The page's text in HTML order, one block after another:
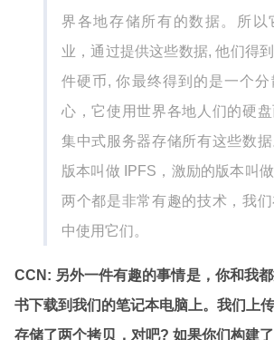
界各地存储所有的数据。所以
业，通过提供这些数据, 他们得
件硬币, 你最终得到的是一个分
心，它使用世界各地人们的硬
集中式服务器存储所有这些数
版本叫做 IPFS，激励的版本叫
两个都是非常有趣的技术，我
中使用它们。
CCN: 另外一件有趣的事情是，你和我
书下载到我们的笔记本电脑上。我们上
存储了两个拷贝，对吧? 如果你们构建